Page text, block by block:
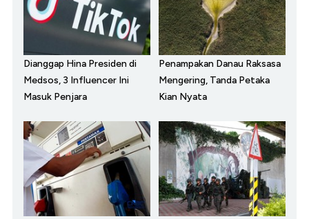
Dianggap Hina Presiden di
Medsos, 3 Influencer Ini
Masuk Penjara
Penampakan Danau Raksasa
Mengering, Tanda Petaka
Kian Nyata